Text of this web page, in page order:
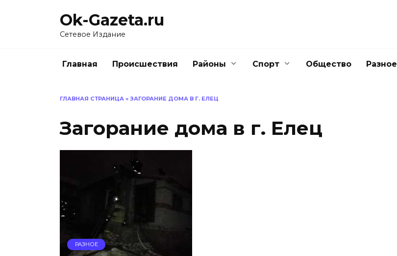
Ok-Gazeta.ru
Сетевое Издание
Главная Происшествия Районы Спорт Общество Разное
ГЛАВНАЯ СТРАНИЦА » ЗАГОРАНИЕ ДОМА В Г. ЕЛЕЦ
Загорание дома в г. Елец
РАЗНОЕ